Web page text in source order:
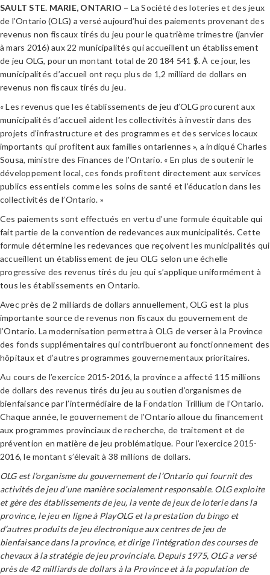
SAULT STE. MARIE, ONTARIO – La Société des loteries et des jeux
de l’Ontario (OLG) a versé aujourd’hui des paiements provenant des
revenus non fiscaux tirés du jeu pour le quatrième trimestre (janvier
à mars 2016) aux 22 municipalités qui accueillent un établissement
de jeu OLG, pour un montant total de 20 184 541 $. À ce jour, les
municipalités d’accueil ont reçu plus de 1,2 milliard de dollars en
revenus non fiscaux tirés du jeu.
« Les revenus que les établissements de jeu d’OLG procurent aux
municipalités d’accueil aident les collectivités à investir dans des
projets d’infrastructure et des programmes et des services locaux
importants qui profitent aux familles ontariennes », a indiqué Charles
Sousa, ministre des Finances de l’Ontario. « En plus de soutenir le
développement local, ces fonds profitent directement aux services
publics essentiels comme les soins de santé et l’éducation dans les
collectivités de l’Ontario. »
Ces paiements sont effectués en vertu d’une formule équitable qui
fait partie de la convention de redevances aux municipalités. Cette
formule détermine les redevances que reçoivent les municipalités qui
accueillent un établissement de jeu OLG selon une échelle
progressive des revenus tirés du jeu qui s’applique uniformément à
tous les établissements en Ontario.
Avec près de 2 milliards de dollars annuellement, OLG est la plus
importante source de revenus non fiscaux du gouvernement de
l’Ontario. La modernisation permettra à OLG de verser à la Province
des fonds supplémentaires qui contribueront au fonctionnement des
hôpitaux et d’autres programmes gouvernementaux prioritaires.
Au cours de l’exercice 2015-2016, la province a affecté 115 millions
de dollars des revenus tirés du jeu au soutien d’organismes de
bienfaisance par l’intermédiaire de la Fondation Trillium de l’Ontario.
Chaque année, le gouvernement de l’Ontario alloue du financement
aux programmes provinciaux de recherche, de traitement et de
prévention en matière de jeu problématique. Pour l’exercice 2015-
2016, le montant s’élevait à 38 millions de dollars.
OLG est l’organisme du gouvernement de l’Ontario qui fournit des
activités de jeu d’une manière socialement responsable. OLG exploite
et gère des établissements de jeu, la vente de jeux de loterie dans la
province, le jeu en ligne à PlayOLG et la prestation du bingo et
d’autres produits de jeu électronique aux centres de jeu de
bienfaisance dans la province, et dirige l’intégration des courses de
chevaux à la stratégie de jeu provinciale. Depuis 1975, OLG a versé
près de 42 milliards de dollars à la Province et à la population de